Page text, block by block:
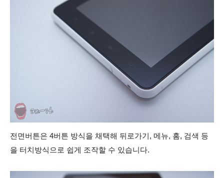
전면버튼은 4버튼 방식을 채택해 뒤로가기, 메뉴, 홈, 검색 등
을 터치방식으로 쉽게 조작할 수 있습니다.